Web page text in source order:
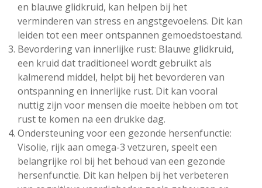
en blauwe glidkruid, kan helpen bij het
verminderen van stress en angstgevoelens. Dit kan
leiden tot een meer ontspannen gemoedstoestand.
Bevordering van innerlijke rust: Blauwe glidkruid,
een kruid dat traditioneel wordt gebruikt als
kalmerend middel, helpt bij het bevorderen van
ontspanning en innerlijke rust. Dit kan vooral
nuttig zijn voor mensen die moeite hebben om tot
rust te komen na een drukke dag.
Ondersteuning voor een gezonde hersenfunctie:
Visolie, rijk aan omega-3 vetzuren, speelt een
belangrijke rol bij het behoud van een gezonde
hersenfunctie. Dit kan helpen bij het verbeteren